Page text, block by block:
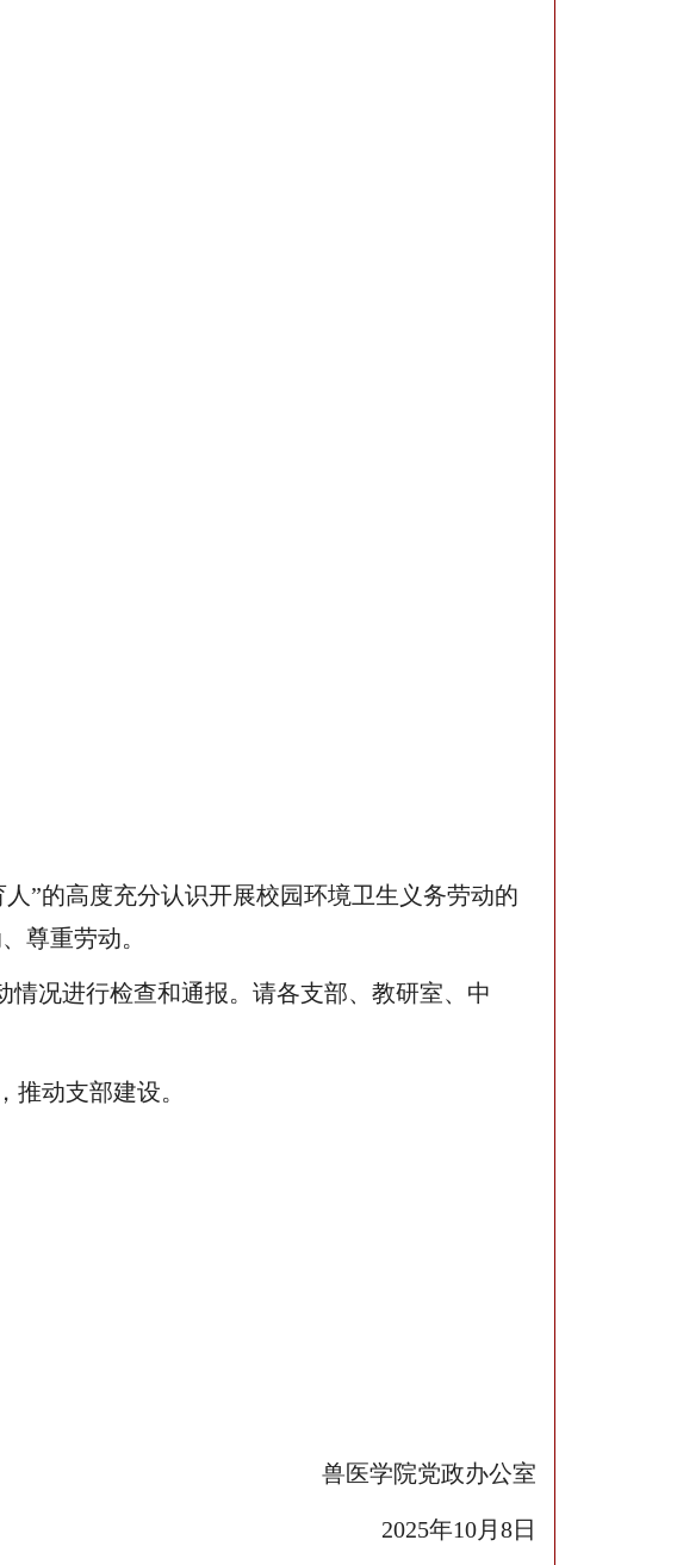
”的高度充分认识开展校园环境卫生义务劳动的
尊重劳动。
况进行检查和通报。请各支部、教研室、中
动支部建设。
兽医学院党政办公室
2025年10月8日